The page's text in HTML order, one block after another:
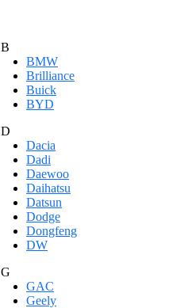
B
BMW
Brilliance
Buick
BYD
D
Dacia
Dadi
Daewoo
Daihatsu
Datsun
Dodge
Dongfeng
DW
G
GAC
Geely